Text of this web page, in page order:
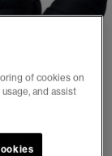
of cookies on
and assist